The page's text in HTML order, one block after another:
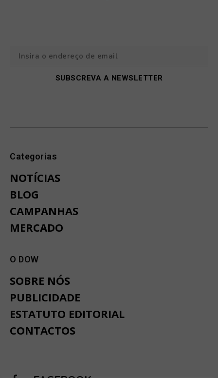
Categorias
NOTÍCIAS
BLOG
CAMPANHAS
MERCADO
O DOW
SOBRE NÓS
PUBLICIDADE
ESTATUTO EDITORIAL
CONTACTOS